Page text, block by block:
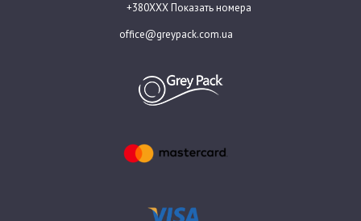
+380ХХХ Показать номера
office@greypack.com.ua